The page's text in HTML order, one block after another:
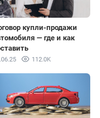
купли-продажи
— где и как
112.0K